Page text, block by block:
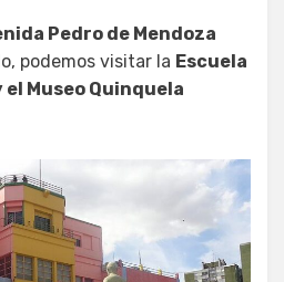
Pedro de Mendoza
podemos visitar la Escuela
el Museo Quinquela